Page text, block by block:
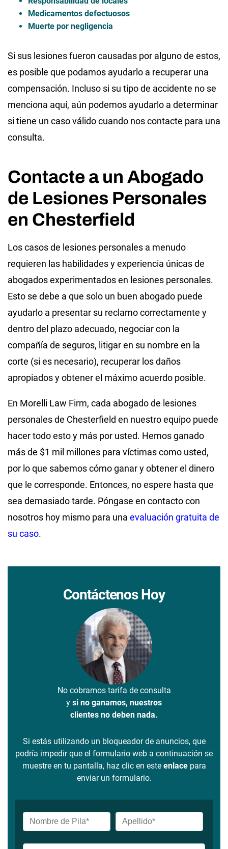
Medicamentos defectuosos
Muerte por negligencia
Si sus lesiones fueron causadas por alguno de estos,
es posible que podamos ayudarlo a recuperar una
compensación. Incluso si su tipo de accidente no se
menciona aquí, aún podemos ayudarlo a determinar
si tiene un caso válido cuando nos contacte para una
consulta.
Contacte a un Abogado
de Lesiones Personales
en Chesterfield
Los casos de lesiones personales a menudo
requieren las habilidades y experiencia únicas de
abogados experimentados en lesiones personales.
Esto se debe a que solo un buen abogado puede
ayudarlo a presentar su reclamo correctamente y
dentro del plazo adecuado, negociar con la
compañía de seguros, litigar en su nombre en la
corte (si es necesario), recuperar los daños
apropiados y obtener el máximo acuerdo posible.
En Morelli Law Firm, cada abogado de lesiones
personales de Chesterfield en nuestro equipo puede
hacer todo esto y más por usted. Hemos ganado
más de $1 mil millones para víctimas como usted,
por lo que sabemos cómo ganar y obtener el dinero
que le corresponde. Entonces, no espere hasta que
sea demasiado tarde. Póngase en contacto con
nosotros hoy mismo para una evaluación gratuita de
su caso.
Contáctenos Hoy
No cobramos tarifa de consulta
y si no ganamos, nuestros
clientes no deben nada.
Si estás utilizando un bloqueador de anuncios, que
podría impedir que el formulario web a continuación se
muestre en tu pantalla, haz clic en este enlacepara
enviar un formulario.